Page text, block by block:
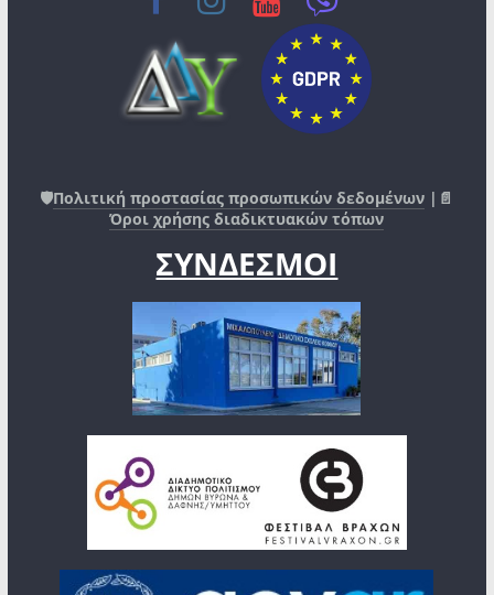
🛡️Πολιτική προστασίας προσωπικών δεδομένων |📄
Όροι χρήσης διαδικτυακών τόπων
ΣΥΝΔΕΣΜΟΙ